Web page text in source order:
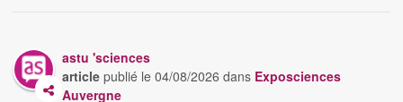
astu 'sciences
article publié le04/08/2026 dans Exposciences
Auvergne